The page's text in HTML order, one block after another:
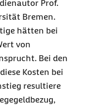
Prof.
Bremen.
hätten bei
von
Bei den
Kosten bei
resultiere